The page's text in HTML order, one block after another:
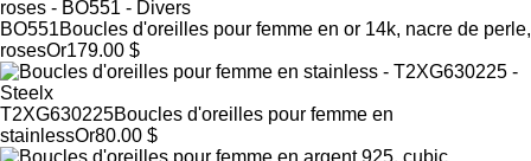
BO551Boucles d'oreilles pour femme en or 14k, nacre de perle,
rosesOr179.00 $
T2XG630225Boucles d'oreilles pour femme en
stainlessOr80.00 $